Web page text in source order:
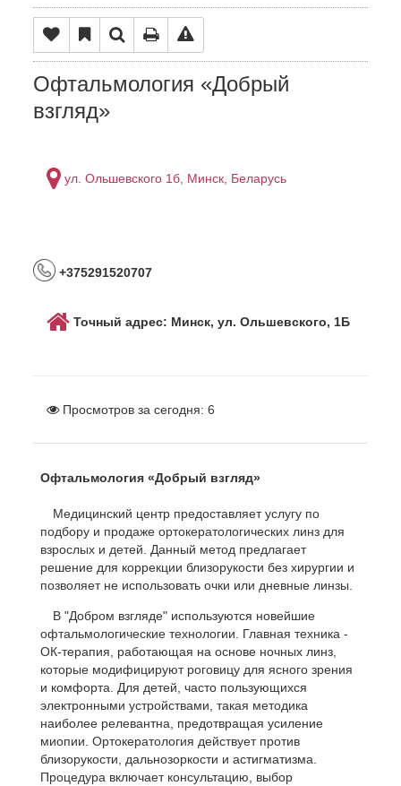
Офтальмология «Добрый
взгляд»
ул. Ольшевского 1б, Минск, Беларусь
+375291520707
Точный адрес: Минск, ул. Ольшевского, 1Б
Просмотров за сегодня:6
Офтальмология «Добрый взгляд»
Медицинский центр предоставляет услугу по
подбору и продаже ортокератологических линз для
взрослых и детей. Данный метод предлагает
решение для коррекции близорукости без хирургии и
позволяет не использовать очки или дневные линзы.
В "Добром взгляде" используются новейшие
офтальмологические технологии. Главная техника -
ОК-терапия, работающая на основе ночных линз,
которые модифицируют роговицу для ясного зрения
и комфорта. Для детей, часто пользующихся
электронными устройствами, такая методика
наиболее релевантна, предотвращая усиление
миопии. Ортокератология действует против
близорукости, дальнозоркости и астигматизма.
Процедура включает консультацию, выбор